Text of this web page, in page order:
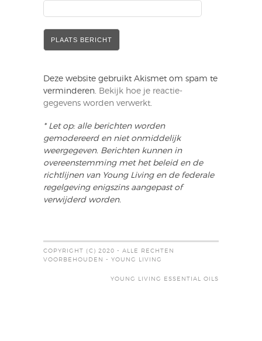
Deze website gebruikt Akismet om spam te
verminderen. Bekijk hoe je reactie-
gegevens worden verwerkt.
* Let op: alle berichten worden
gemodereerd en niet onmiddelijk
weergegeven. Berichten kunnen in
overeenstemming met het beleid en de
richtlijnen van Young Living en de federale
regelgeving enigszins aangepast of
verwijderd worden.
COPYRIGHT (C) 2020 - ALLE RECHTEN
VOORBEHOUDEN - YOUNG LIVING
YOUNG LIVING ESSENTIAL OILS